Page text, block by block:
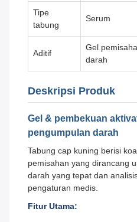
Tipe
tabung
Serum
Aditif
Gel
darah
Deskripsi Produk
Gel & pembekuan
pengumpulan darah
Tabung cap kuning berisi
pemisahan yang dirancang
darah yang tepat dan
pengaturan medis.
Fitur Utama: